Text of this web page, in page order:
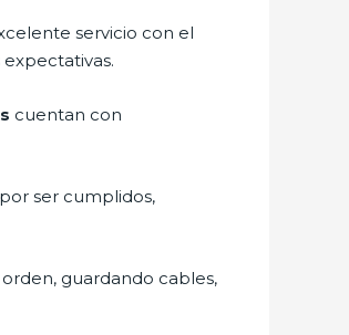
servicio con el
cuentan con
ser cumplidos,
guardando cables,